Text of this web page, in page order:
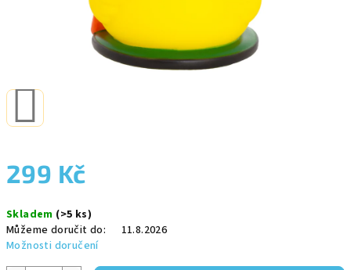
299 Kč
cena:
Skladem (>5 ks)
Můžeme doručit do:
11.8.2026
Možnosti doručení